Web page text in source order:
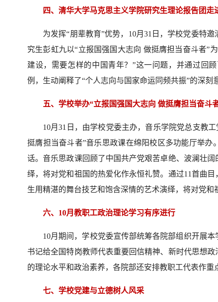
四、清华大学马克思主义学院研究生理论报告团走
为发挥“朋辈教育”优势，10月31日，学校党委特
究生彭虹九以“立报国强国大志向 做挺膺担当奋斗者”
建设，需要怎样的中国青年？”这一问题，并通过回
例，生动阐释了“个人志向与国家命运同频共振”的深刻
五、学校举办“立报国强国大志向 做挺膺担当奋斗
10月31日，由学校党委主办，音乐学院党总支教
挺膺担当奋斗者”音乐思政课在绵阳校区多功能厅举
话。音乐思政课回顾了中国共产党艰苦卓绝、波澜壮
绎，将对党和祖国的热爱化作永恒礼赞。通过11首曲
生用精湛的舞台技艺和饱含深情的艺术演绎，将对党和
六、10月教职工政治理论学习有序进行
10月期间，学校党委宣传部统筹各院部组织开展
书记给全国特岗教师代表重要回信精神、新时代思想
的理论水平和政治素养，各院部还安排教职工代表作
七、学校党建与立德树人风采